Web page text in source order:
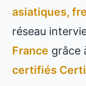
asiatiques,
réseau
France grâce
certifiés